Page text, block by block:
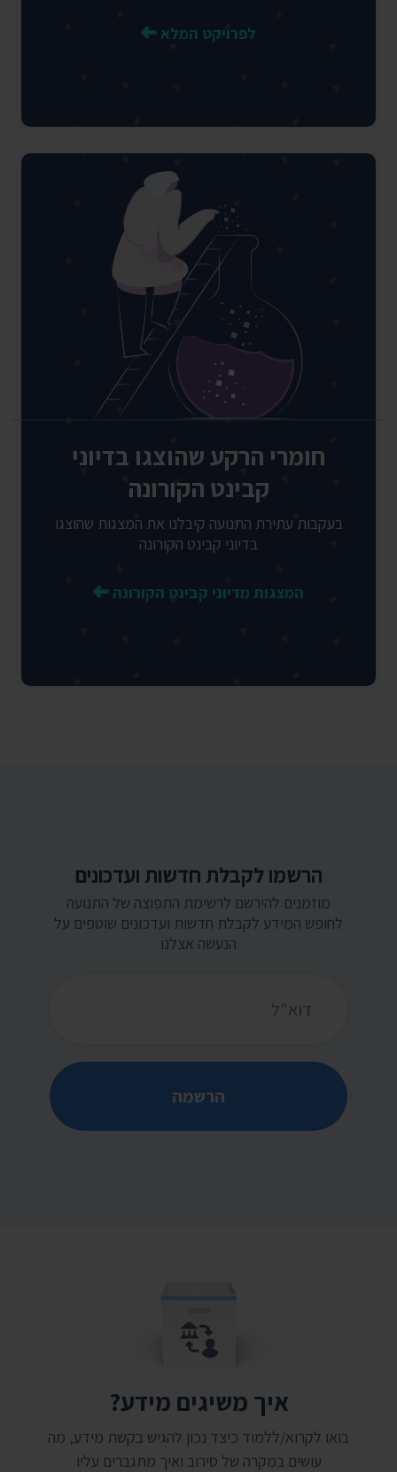
לפרויקט המלא
חומרי הרקע שהוצגו בדיוני
קבינט הקורונה
בעקבות עתירת התנועה קיבלנו את המצגות שהוצגו
בדיוני קבינט הקורונה
המצגות מדיוני קבינט הקורונה
הרשמו לקבלת חדשות ועדכונים
מוזמנים להירשם לרשימת התפוצה של התנועה
לחופש המידע לקבלת חדשות ועדכונים שוטפים על
הנעשה אצלנו
הרשמה
איך משיגים מידע?
בואו לקרוא/ללמוד כיצד נכון להגיש בקשת מידע, מה
עושים במקרה של סירוב ואיך מתגברים עליו